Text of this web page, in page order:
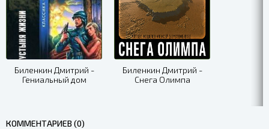
Биленкин Дмитрий -
Гениальный дом
Биленкин Дмитрий -
Снега Олимпа
КОММЕНТАРИЕВ (0)